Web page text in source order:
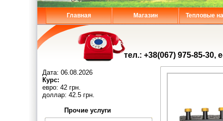
Главная Магазин Тепловые
тел.: +38(067) 975-85-30,
Дата: 06.08.2026
Курс:
евро: 42 грн.
доллар: 42.5 грн.
Прочие услуги